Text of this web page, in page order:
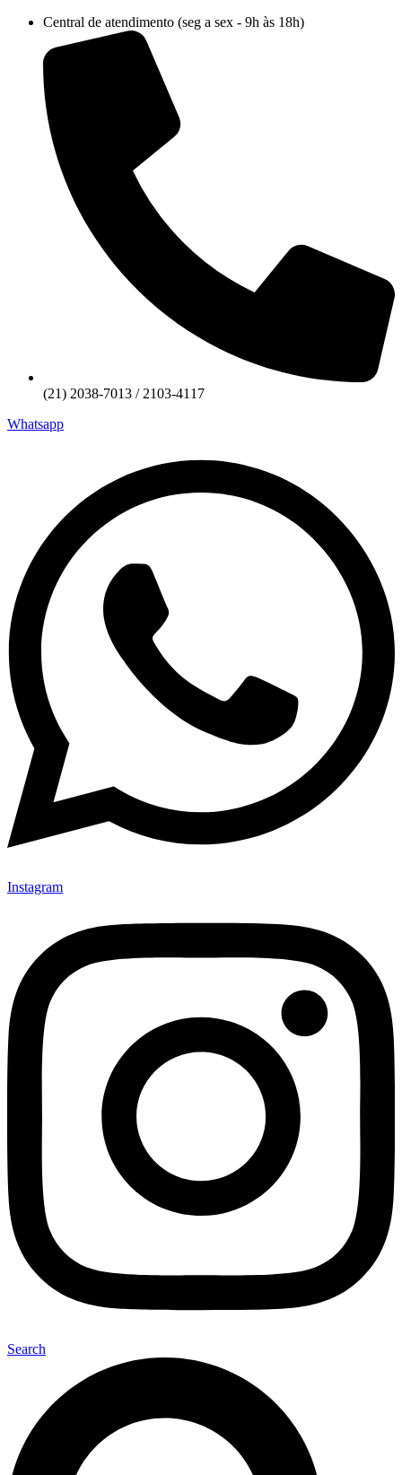
conteúdo
Central de atendimento (seg a sex - 9h às 18h)
(21) 2038-7013 / 2103-4117
Whatsapp
Instagram
Search